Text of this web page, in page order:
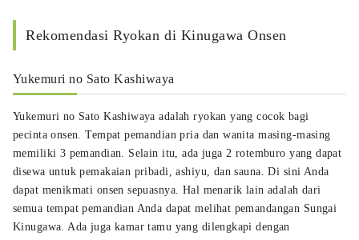
Rekomendasi Ryokan di Kinugawa Onsen
Yukemuri no Sato Kashiwaya
Yukemuri no Sato Kashiwaya adalah ryokan yang cocok bagi
pecinta onsen. Tempat pemandian pria dan wanita masing-masing
memiliki 3 pemandian. Selain itu, ada juga 2 rotemburo yang dapat
disewa untuk pemakaian pribadi, ashiyu, dan sauna. Di sini Anda
dapat menikmati onsen sepuasnya. Hal menarik lain adalah dari
semua tempat pemandian Anda dapat melihat pemandangan Sungai
Kinugawa. Ada juga kamar tamu yang dilengkapi dengan